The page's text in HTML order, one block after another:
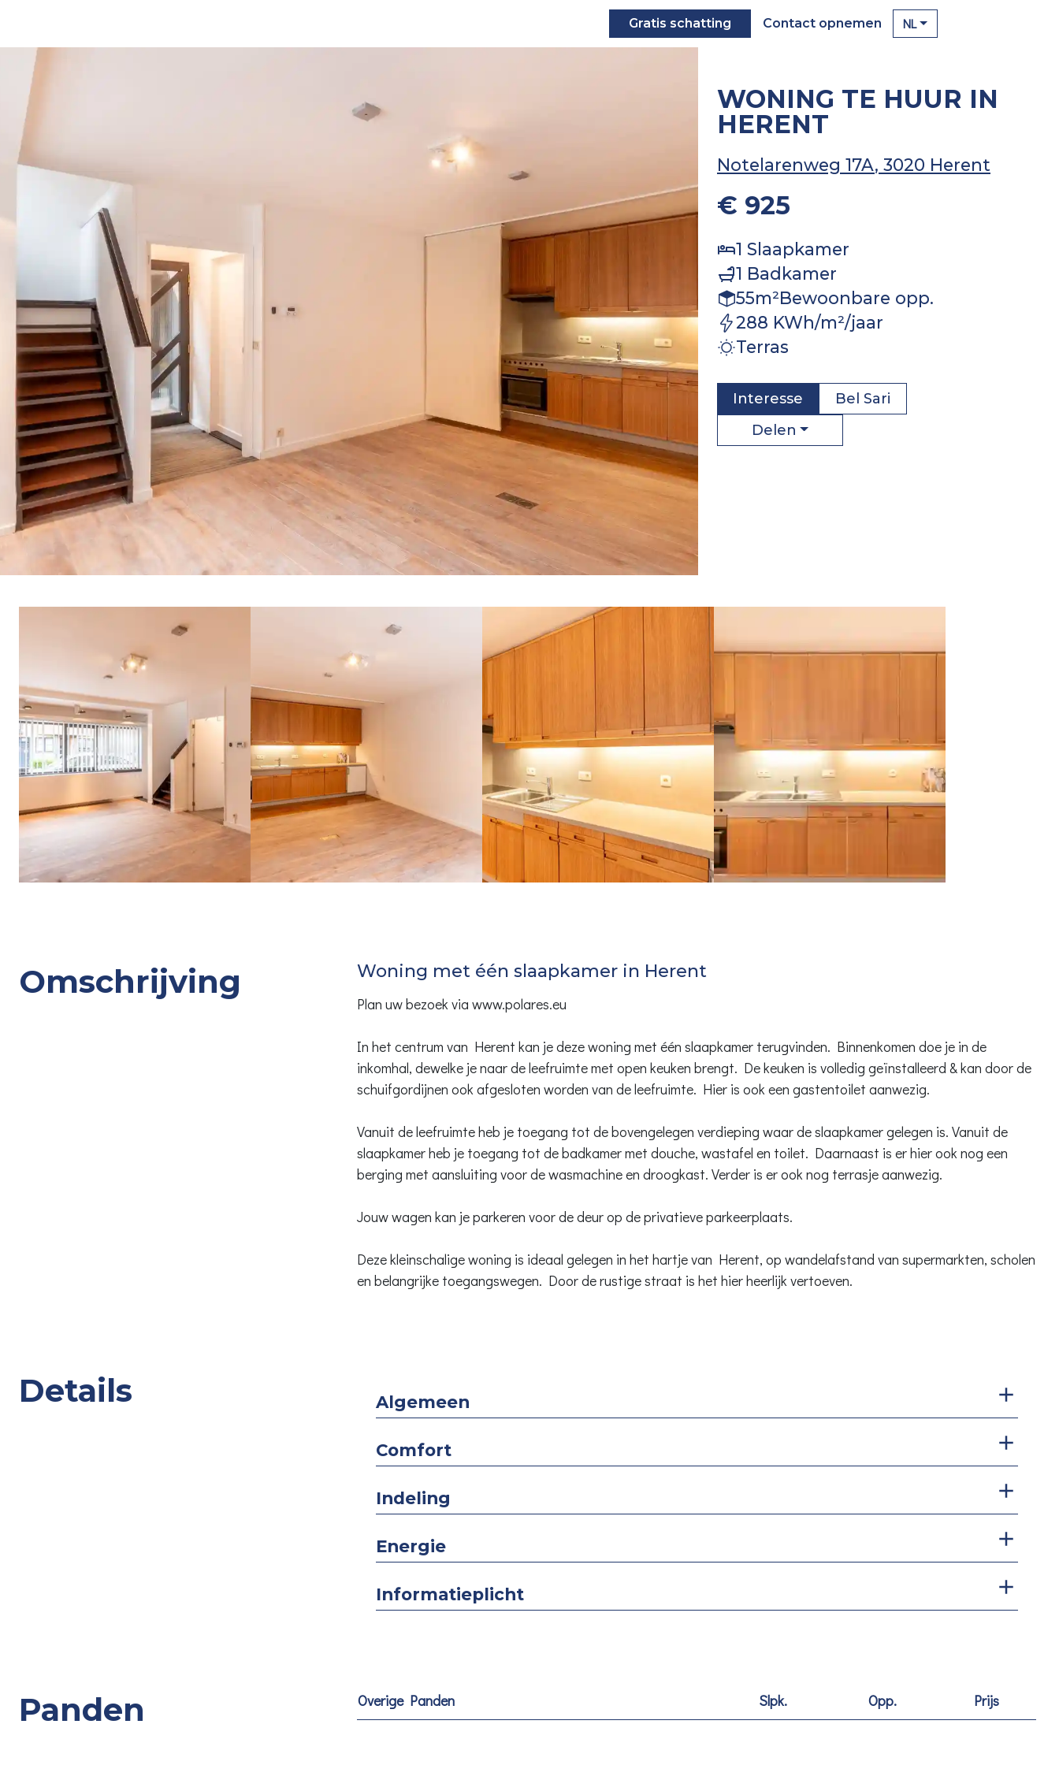
Gratis schatting Contact opnemen NL
WONING TE HUUR IN
HERENT
Notelarenweg 17A, 3020 Herent
€ 925
1 Slaapkamer
1 Badkamer
55m²Bewoonbare opp.
288 KWh/m²/jaar
Terras
Interesse Bel Sari
Delen
Omschrijving Woning met één slaapkamer in Herent
Plan uw bezoek via www.polares.eu
In het centrum van Herent kan je deze woning met één slaapkamer terugvinden. Binnenkomen doe je in de
inkomhal, dewelke je naar de leefruimte met open keuken brengt. De keuken is volledig geïnstalleerd & kan door de
schuifgordijnen ook afgesloten worden van de leefruimte. Hier is ook een gastentoilet aanwezig.
Vanuit de leefruimte heb je toegang tot de bovengelegen verdieping waar de slaapkamer gelegen is. Vanuit de
slaapkamer heb je toegang tot de badkamer met douche, wastafel en toilet. Daarnaast is er hier ook nog een
berging met aansluiting voor de wasmachine en droogkast. Verder is er ook nog terrasje aanwezig.
Jouw wagen kan je parkeren voor de deur op de privatieve parkeerplaats.
Deze kleinschalige woning is ideaal gelegen in het hartje van Herent, op wandelafstand van supermarkten, scholen
en belangrijke toegangswegen. Door de rustige straat is het hier heerlijk vertoeven.
Details Algemeen
Comfort
Indeling
Energie
Informatieplicht
Panden Overige Panden Slpk. Opp. Prijs